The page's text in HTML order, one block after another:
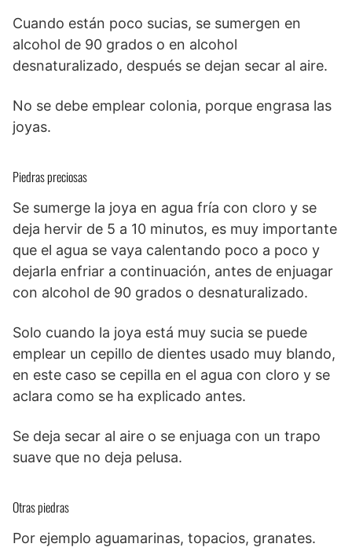
Cuando están poco sucias, se sumergen en
alcohol de 90 grados o en alcohol
desnaturalizado, después se dejan secar al aire.
No se debe emplear colonia, porque engrasa las
joyas.
Piedras preciosas
Se sumerge la joya en agua fría con cloro y se
deja hervir de 5 a 10 minutos, es muy importante
que el agua se vaya calentando poco a poco y
dejarla enfriar a continuación, antes de enjuagar
con alcohol de 90 grados o desnaturalizado.
Solo cuando la joya está muy sucia se puede
emplear un cepillo de dientes usado muy blando,
en este caso se cepilla en el agua con cloro y se
aclara como se ha explicado antes.
Se deja secar al aire o se enjuaga con un trapo
suave que no deja pelusa.
Otras piedras
Por ejemplo aguamarinas, topacios, granates.